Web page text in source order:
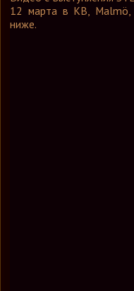
12 марта в KB, Malmö,
ниже.